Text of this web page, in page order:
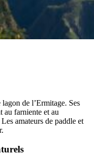
de l’Ermitage. Ses
au farniente et au
amateurs de paddle et